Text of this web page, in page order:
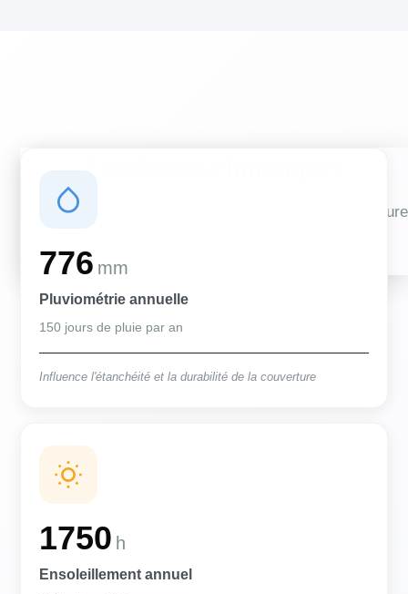
Des conditions qui influencent vos travaux de couverture
776 mm
Pluviométrie annuelle
150 jours de pluie par an
Influence l'étanchéité et la durabilité de la couverture
1750 h
Ensoleillement annuel